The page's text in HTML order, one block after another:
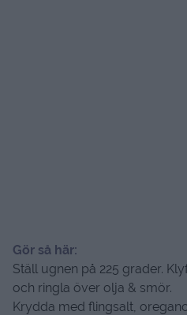
Gör så här:
Ställ ugnen på 225 grader.
och ringla över olja & smör.
Krydda med flingsalt,